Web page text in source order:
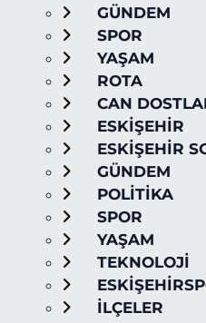
GÜNDEM
SPOR
YAŞAM
ROTA
CAN
ESKİŞEHİR
ESKİŞEHİR
GÜNDEM
POLİTİKA
SPOR
YAŞAM
TEKNOLOJİ
İLÇELER